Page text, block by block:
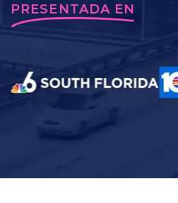
PRESENTADA EN